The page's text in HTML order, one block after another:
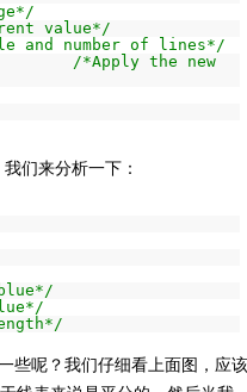
value*/
and number of lines*/
/*Apply the new
们来分析一下：